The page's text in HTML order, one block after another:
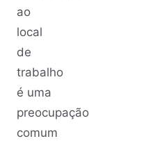
ao
local
de
trabalho
é uma
preocupação
comum